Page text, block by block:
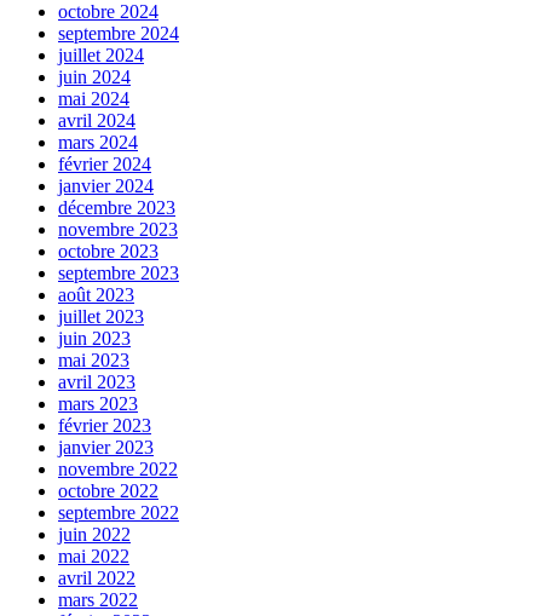
octobre 2024
septembre 2024
juillet 2024
juin 2024
mai 2024
avril 2024
mars 2024
février 2024
janvier 2024
décembre 2023
novembre 2023
octobre 2023
septembre 2023
août 2023
juillet 2023
juin 2023
mai 2023
avril 2023
mars 2023
février 2023
janvier 2023
novembre 2022
octobre 2022
septembre 2022
juin 2022
mai 2022
avril 2022
mars 2022